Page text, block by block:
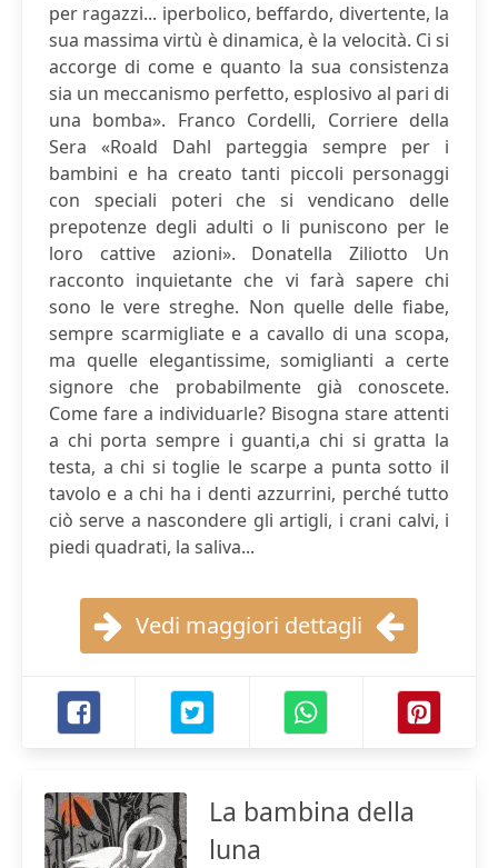
per ragazzi... iperbolico, beffardo, divertente, la
sua massima virtù è dinamica, è la velocità. Ci si
accorge di come e quanto la sua consistenza
sia un meccanismo perfetto, esplosivo al pari di
una bomba». Franco Cordelli, Corriere della
Sera «Roald Dahl parteggia sempre per i
bambini e ha creato tanti piccoli personaggi
con speciali poteri che si vendicano delle
prepotenze degli adulti o li puniscono per le
loro cattive azioni». Donatella Ziliotto Un
racconto inquietante che vi farà sapere chi
sono le vere streghe. Non quelle delle fiabe,
sempre scarmigliate e a cavallo di una scopa,
ma quelle elegantissime, somiglianti a certe
signore che probabilmente già conoscete.
Come fare a individuarle? Bisogna stare attenti
a chi porta sempre i guanti,a chi si gratta la
testa, a chi si toglie le scarpe a punta sotto il
tavolo e a chi ha i denti azzurrini, perché tutto
ciò serve a nascondere gli artigli, i crani calvi, i
piedi quadrati, la saliva...
Vedi maggiori dettagli
La bambina della
luna